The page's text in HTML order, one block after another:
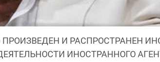
И РАСПРОСТРАНЕН
ИНОСТРАННОГО